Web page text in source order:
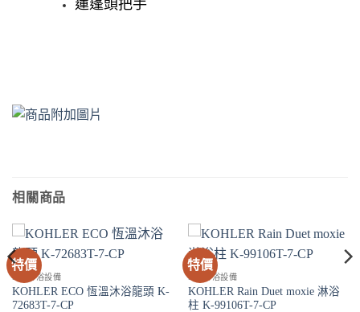
蓮蓬頭把手
相關商品
特價
SPA淋浴設備
KOHLER ECO 恆溫沐浴龍頭 K-
72683T-7-CP
特價
SPA淋浴設備
KOHLER Rain Duet moxie 淋浴
柱 K-99106T-7-CP